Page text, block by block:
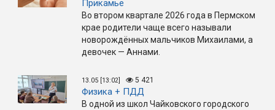
Прикамье
Во втором квартале 2026 года в Пермском
крае родители чаще всего называли
новорождённых мальчиков Михаилами, а
девочек — Аннами.
13.05 [13:02] 5 421
Физика + ПДД
В одной из школ Чайковского городского